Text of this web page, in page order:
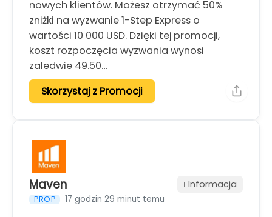
nowych klientów. Możesz otrzymać 50%
zniżki na wyzwanie 1-Step Express o
wartości 10 000 USD. Dzięki tej promocji,
koszt rozpoczęcia wyzwania wynosi
zaledwie 49.50…
Skorzystaj z Promocji
Maven
PROP 17 godzin 29 minut temu
ℹ️ Informacja